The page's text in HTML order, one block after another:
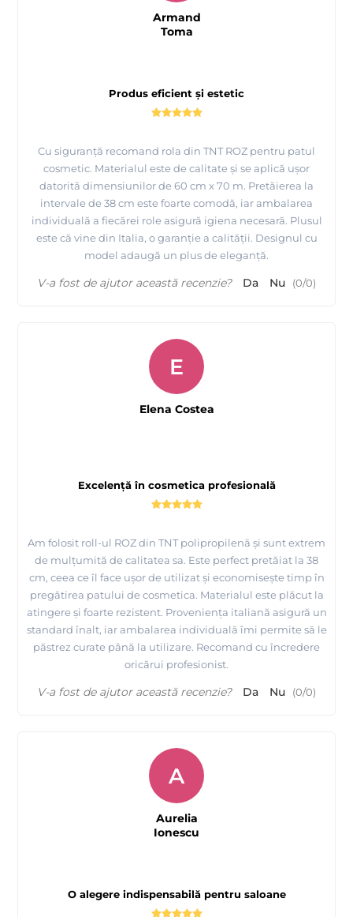
Produs eficient și estetic
Cu siguranță recomand rola din TNT ROZ pentru patul
cosmetic. Materialul este de calitate și se aplică ușor
datorită dimensiunilor de 60 cm x 70 m. Pretăierea la
intervale de 38 cm este foarte comodă, iar ambalarea
individuală a fiecărei role asigură igiena necesară. Plusul
este că vine din Italia, o garanție a calității. Designul cu
model adaugă un plus de eleganță.
Armand
Toma
V-a fost de ajutor această recenzie? Da Nu (0/0)
Excelență în cosmetica profesională
Am folosit roll-ul ROZ din TNT polipropilenă și sunt extrem
de mulțumită de calitatea sa. Este perfect pretăiat la 38
cm, ceea ce îl face ușor de utilizat și economisește timp în
pregătirea patului de cosmetica. Materialul este plăcut la
atingere și foarte rezistent. Proveniența italiană asigură un
standard înalt, iar ambalarea individuală îmi permite să le
păstrez curate până la utilizare. Recomand cu încredere
oricărui profesionist.
E
Elena Costea
V-a fost de ajutor această recenzie? Da Nu (0/0)
O alegere indispensabilă pentru saloane
A
Aurelia
Ionescu